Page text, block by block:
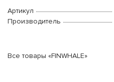
Артикул
Производитель
Все товары «FINWHALE»